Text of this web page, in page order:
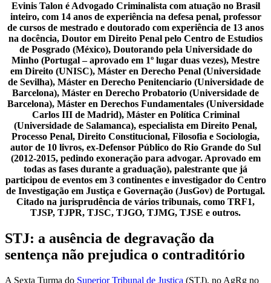
Evinis Talon é Advogado Criminalista com atuação no Brasil
inteiro, com 14 anos de experiência na defesa penal, professor
de cursos de mestrado e doutorado com experiência de 13 anos
na docência, Doutor em Direito Penal pelo Centro de Estudios
de Posgrado (México), Doutorando pela Universidade do
Minho (Portugal – aprovado em 1º lugar duas vezes), Mestre
em Direito (UNISC), Máster en Derecho Penal (Universidade
de Sevilha), Máster en Derecho Penitenciario (Universidade de
Barcelona), Máster en Derecho Probatorio (Universidade de
Barcelona), Máster en Derechos Fundamentales (Universidade
Carlos III de Madrid), Máster en Política Criminal
(Universidade de Salamanca), especialista em Direito Penal,
Processo Penal, Direito Constitucional, Filosofia e Sociologia,
autor de 10 livros, ex-Defensor Público do Rio Grande do Sul
(2012-2015, pedindo exoneração para advogar. Aprovado em
todas as fases durante a graduação), palestrante que já
participou de eventos em 3 continentes e investigador do Centro
de Investigação em Justiça e Governação (JusGov) de Portugal.
Citado na jurisprudência de vários tribunais, como TRF1,
TJSP, TJPR, TJSC, TJGO, TJMG, TJSE e outros.
STJ: a ausência de degravação da
sentença não prejudica o contraditório
A Sexta Turma do Superior Tribunal de Justiça (STJ), no AgRg no